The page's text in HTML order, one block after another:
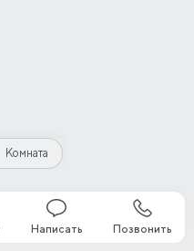
Комната
Написать Позвонить